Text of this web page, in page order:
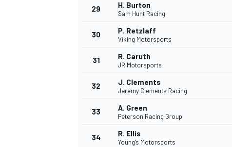
29 H. Burton
Sam Hunt Racing
30 P. Retzlaff
Viking Motorsports
31 R. Caruth
JR Motorsports
32 J. Clements
Jeremy Clements Racing
33 A. Green
Peterson Racing Group
34 R. Ellis
Young's Motorsports